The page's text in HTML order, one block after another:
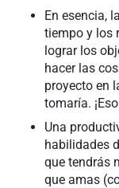
En esencia,
tiempo y los
lograr los
hacer las
proyecto en
tomaría.
Una
habilidades
que tendrás
que amas